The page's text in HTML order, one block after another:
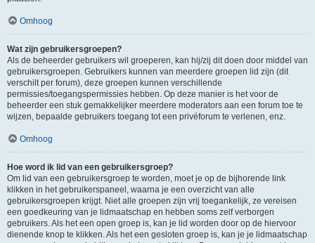
Omhoog
Wat zijn gebruikersgroepen?
Als de beheerder gebruikers wil groeperen, kan hij/zij dit doen door middel van
gebruikersgroepen. Gebruikers kunnen van meerdere groepen lid zijn (dit
verschilt per forum), deze groepen kunnen verschillende
permissies/toegangspermissies hebben. Op deze manier is het voor de
beheerder een stuk gemakkelijker meerdere moderators aan een forum toe te
wijzen, bepaalde gebruikers toegang tot een privéforum te verlenen, enz.
Omhoog
Hoe word ik lid van een gebruikersgroep?
Om lid van een gebruikersgroep te worden, moet je op de bijhorende link
klikken in het gebruikerspaneel, waarna je een overzicht van alle
gebruikersgroepen krijgt. Niet alle groepen zijn vrij toegankelijk, ze vereisen
een goedkeuring van je lidmaatschap en hebben soms zelf verborgen
gebruikers. Als het een open groep is, kan je lid worden door op de hiervoor
dienende knop te klikken. Als het een gesloten groep is, kan je je lidmaatschap